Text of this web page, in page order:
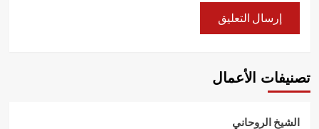
تصنيفات الأعمال
الشيخ الروحاني